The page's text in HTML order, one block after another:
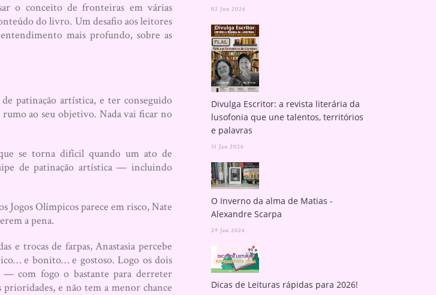
o conceito de fronteiras em várias
do livro. Um desafio aos leitores
mais profundo, sobre as
patinação artística, e ter conseguido
ao seu objetivo. Nada vai ficar no
se torna difícil quando um ato de
de patinação artística — incluindo
Jogos Olímpicos parece em risco, Nate
a pena.
e trocas de farpas, Anastasia percebe
e bonito… e gostoso. Logo os dois
— com fogo o bastante para derreter
prioridades, e não tem a menor chance
02 Jun 2026
Divulga Escritor: a revista literária da
lusofonia que une talentos, territórios
e palavras
31 Jan 2026
O Inverno da alma de Matias -
Alexandre Scarpa
29 Jan 2026
Dicas de Leituras rápidas para 2026!